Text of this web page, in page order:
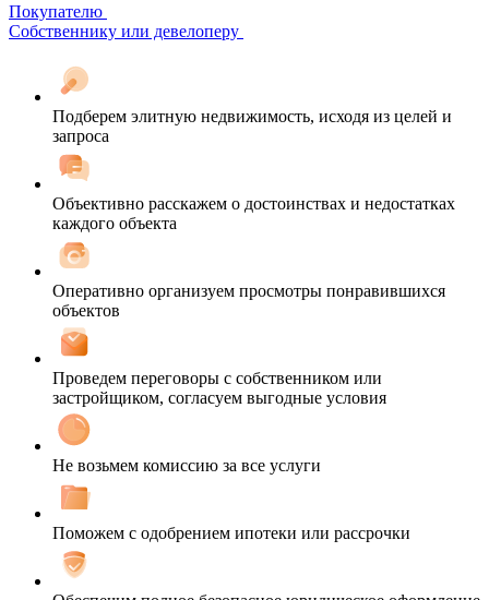
Покупателю
Собственнику или девелоперу
Подберем элитную недвижимость, исходя из целей и
запроса
Объективно расскажем о достоинствах и недостатках
каждого объекта
Оперативно организуем просмотры понравившихся
объектов
Проведем переговоры с собственником или
застройщиком, согласуем выгодные условия
Не возьмем комиссию за все услуги
Поможем с одобрением ипотеки или рассрочки